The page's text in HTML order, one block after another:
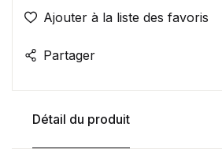
Ajouter à la liste des favoris
Partager
Détail du produit